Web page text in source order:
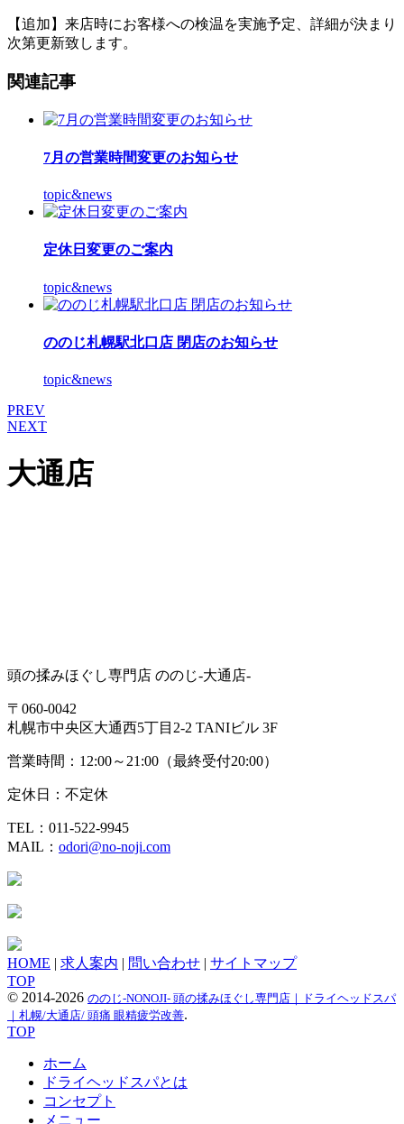
【追加】来店時にお客様への検温を実施予定、詳細が決まり
次第更新致します。
関連記事
7月の営業時間変更のお知らせ
topic&news
定休日変更のご案内
topic&news
ののじ札幌駅北口店 閉店のお知らせ
topic&news
PREV
NEXT
大通店
頭の揉みほぐし専門店 ののじ-大通店-
〒060-0042
札幌市中央区大通西5丁目2-2 TANIビル 3F
営業時間：12:00～21:00（最終受付20:00）
定休日：不定休
TEL：011-522-9945
MAIL： odori@no-noji.com
HOME | 求人案内 | 問い合わせ | サイトマップ
TOP
© 2014-2026 ののじ-NONOJI- 頭の揉みほぐし専門店｜ドライヘッドスパ
｜札幌/大通店/ 頭痛 眼精疲労改善.
TOP
ホーム
ドライヘッドスパとは
コンセプト
メニュー